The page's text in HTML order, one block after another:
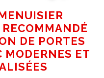
DE PORTES
MODERNES ET